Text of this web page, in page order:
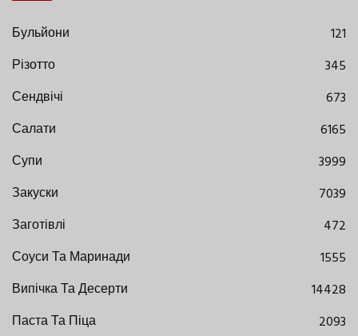
Бульйони
121
Різотто
345
Сендвічі
673
Салати
6165
Супи
3999
Закуски
7039
Заготівлі
472
Соуси Та Маринади
1555
Випічка Та Десерти
14428
Паста Та Піца
2093